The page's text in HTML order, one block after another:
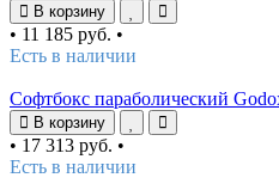
В корзину
• 11 185 руб. •
Есть в наличии
Софтбокс параболический
В корзину
• 17 313 руб. •
Есть в наличии